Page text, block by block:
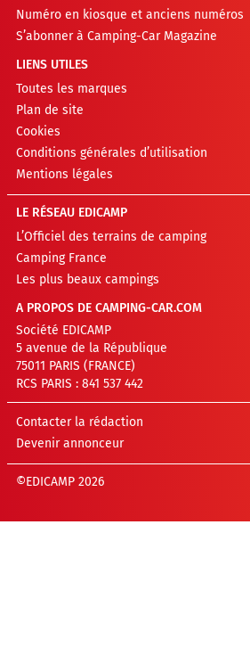
Numéro en kiosque et anciens numéros
S’abonner à Camping-Car Magazine
LIENS UTILES
Toutes les marques
Plan de site
Cookies
Conditions générales d’utilisation
Mentions légales
LE RÉSEAU EDICAMP
L’Officiel des terrains de camping
Camping France
Les plus beaux campings
A PROPOS DE CAMPING-CAR.COM
Société EDICAMP
5 avenue de la République
75011 PARIS (FRANCE)
RCS PARIS : 841 537 442
Contacter la rédaction
Devenir annonceur
©EDICAMP 2026